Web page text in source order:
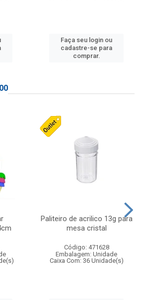
Faça seu login ou
cadastre-se para
comprar.
Paliteiro de acrilico 13g para
mesa cristal
Código: 471628
Embalagem: Unidade
Caixa Com: 36 Unidade(s)